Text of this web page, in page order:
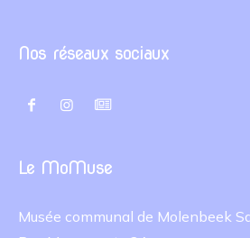
Nos réseaux sociaux
Le MoMuse
Musée communal de Molenbeek